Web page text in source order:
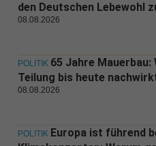
den Deutschen Lebewohl
08.08.2026
POLITIK 65 Jahre Mauerbau:
Teilung bis heute
08.08.2026
POLITIK Europa ist führend